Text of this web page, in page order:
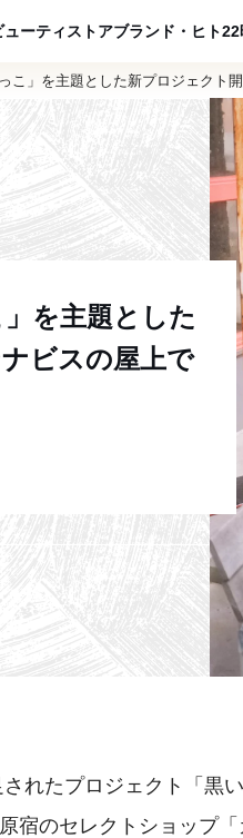
ューティ ストアブランド・ヒト22
こ」を主題とした新プロジェクト
を主題とした
ビスの屋上で
れたプロジェクト「黒
宿のセレクトショップ